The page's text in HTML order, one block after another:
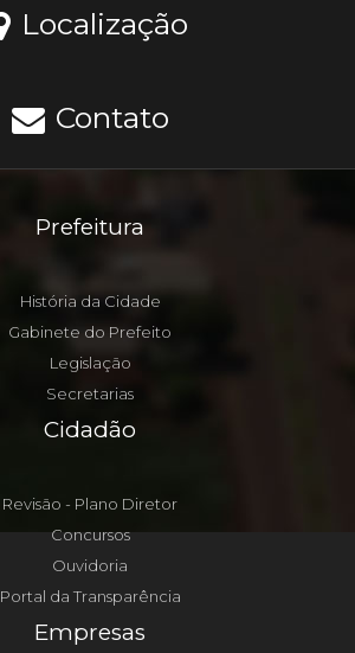
Localização
Contato
Prefeitura
História da Cidade
Gabinete do Prefeito
Legislação
Secretarias
Cidadão
Revisão - Plano Diretor
Concursos
Ouvidoria
Portal da Transparência
Empresas